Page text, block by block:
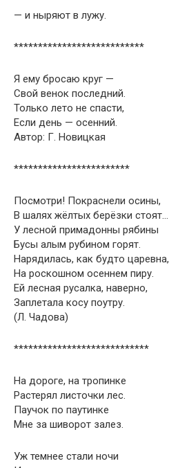
— и ныряют в лужу.
***************************
Я ему бросаю круг —
Свой венок последний.
Только лето не спасти,
Если день — осенний.
Автор: Г. Новицкая
************************
Посмотри! Покраснели осины,
В шалях жёлтых берёзки стоят…
У лесной примадонны рябины
Бусы алым рубином горят.
Нарядилась, как будто царевна,
На роскошном осеннем пиру.
Ей лесная русалка, наверно,
Заплетала косу поутру.
(Л. Чадова)
****************************
На дороге, на тропинке
Растерял листочки лес.
Паучок по паутинке
Мне за шиворот залез.
Уж темнее стали ночи